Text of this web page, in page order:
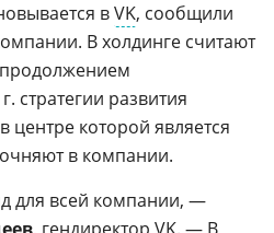
вVK, сообщили
В холдинге считают
стратегии развития
центре которой является
в компании.
для всей компании, —